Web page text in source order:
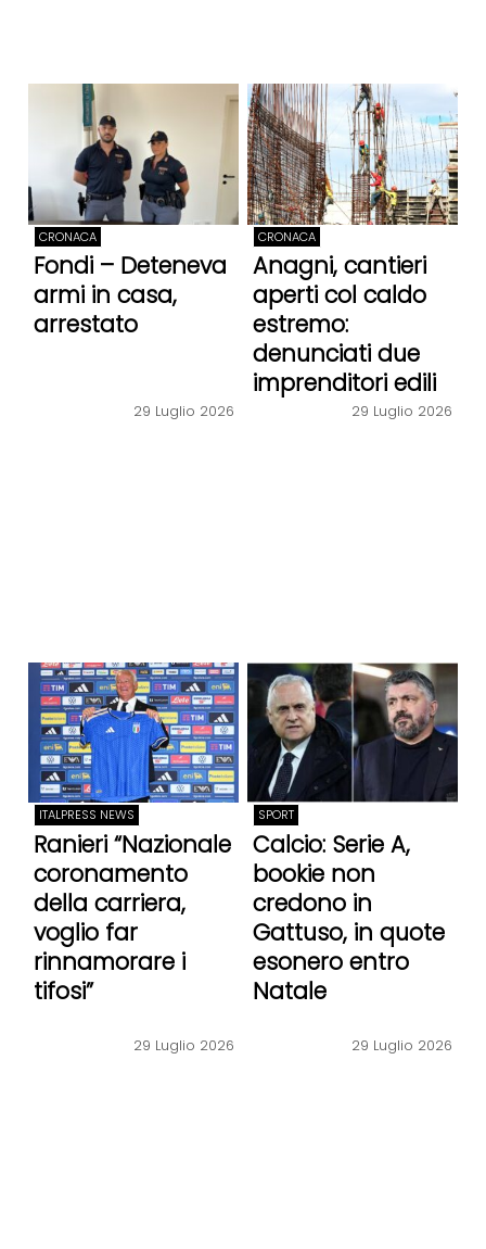
CRONACA
Fondi – Deteneva
armi in casa,
arrestato
29 Luglio 2026
CRONACA
Anagni, cantieri
aperti col caldo
estremo:
denunciati due
imprenditori edili
29 Luglio 2026
ITALPRESS NEWS
Ranieri “Nazionale
coronamento
della carriera,
voglio far
rinnamorare i
tifosi”
29 Luglio 2026
SPORT
Calcio: Serie A,
bookie non
credono in
Gattuso, in quote
esonero entro
Natale
29 Luglio 2026